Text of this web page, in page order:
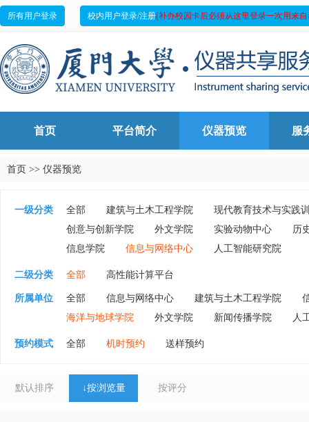
所有用户登录 校内用户登录/注册(补办校园卡后必须从这里登录一次用来
首页 平台简介 仪器预览 服
首页 >> 仪器预览
一级分类 全部 建筑与土木工程学院
现代教育技术与实践
创意与创新学院
外文学院 实验动物中心
历
信息学院
信息与网络中心 人工智能研究院
二级分类 全部 高性能计算平台
所属单位 全部 信息与网络中心 建筑与土木工程学院
海洋与地球学院
外文学院 新闻传播学院 人
预约模式 全部 机时预约 送样预约
默认排序 ↓按浏览量 按评分